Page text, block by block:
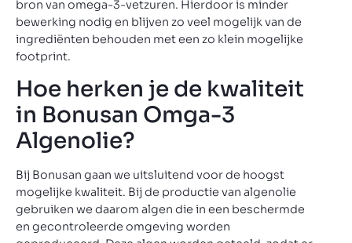
bron van omega-3-vetzuren. Hierdoor is minder
bewerking nodig en blijven zo veel mogelijk van de
ingrediënten behouden met een zo klein mogelijke
footprint.
Hoe herken je de kwaliteit
in Bonusan Omga-3
Algenolie?
Bij Bonusan gaan we uitsluitend voor de hoogst
mogelijke kwaliteit. Bij de productie van algenolie
gebruiken we daarom algen die in een beschermde
en gecontroleerde omgeving worden